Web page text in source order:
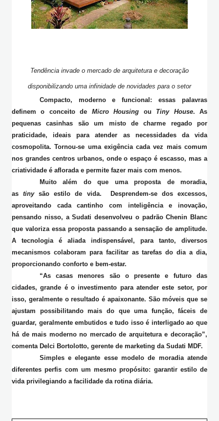
Tendência invade o mercado de arquitetura e decoração
disponibilizando uma infinidade de novidades para o setor
Compacto, moderno e funcional: essas palavras
definem o conceito de Micro Housing ou Tiny House. As
pequenas casinhas são um misto de charme regado por
praticidade, ideais para atender as necessidades da vida
cosmopolita. Tornou-se uma exigência cada vez mais comum
nos grandes centros urbanos, onde o espaço é escasso, mas a
criatividade é aflorada e permite fazer mais com menos.
Muito além do que uma proposta de moradia,
astinysão estilo de vida. Desprendem-se dos excessos,
aproveitando cada cantinho com inteligência e inovação,
pensando nisso, a Sudati desenvolveu o padrão Chenin Blanc
que valoriza essa proposta passando a sensação de amplitude.
A tecnologia é aliada indispensável, para tanto, diversos
mecanismos colaboram para facilitar as tarefas do dia a dia,
proporcionando conforto e bem-estar.
“As casas menores são o presente e futuro das
cidades, grande é o investimento para atender este setor, por
isso, geralmente o resultado é apaixonante. São móveis que se
ajustam possibilitando mais do que uma função, fáceis de
guardar, geralmente embutidos e tudo isso é interligado ao que
há de mais moderno no mercado de arquitetura e decoração”,
comenta Delci Bortolotto, gerente de marketing da Sudati MDF.
Simples e elegante esse modelo de moradia atende
diferentes perfis com um mesmo propósito: garantir estilo de
vida privilegiando a facilidade da rotina diária.